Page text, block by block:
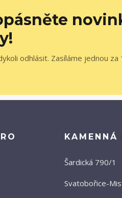
odhlásit. Zasíláme jednou za
KAMENNÁ
Šardická 790/1
Svatobořice-